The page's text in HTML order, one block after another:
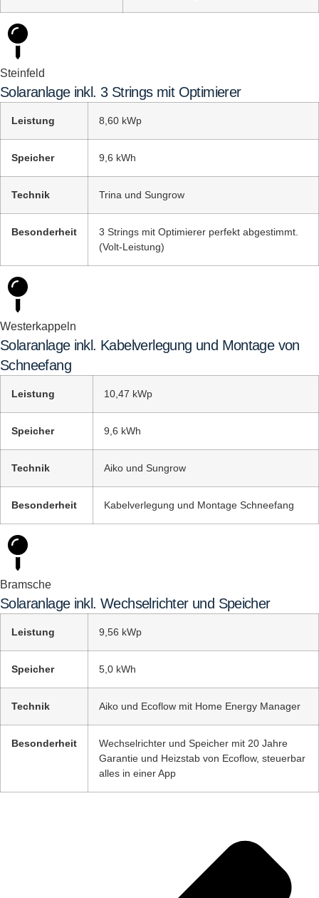
Steinfeld
Solaranlage inkl. 3 Strings mit Optimierer
Leistung 8,60 kWp
Speicher 9,6 kWh
Technik Trina und Sungrow
Besonderheit
3 Strings mit Optimierer perfekt abgestimmt.
(Volt-Leistung)
Westerkappeln
Solaranlage inkl. Kabelverlegung und Montage von
Schneefang
Leistung 10,47 kWp
Speicher 9,6 kWh
Technik Aiko und Sungrow
Besonderheit Kabelverlegung und Montage Schneefang
Bramsche
Solaranlage inkl. Wechselrichter und Speicher
Leistung 9,56 kWp
Speicher 5,0 kWh
Technik Aiko und Ecoflow mit Home Energy Manager
Besonderheit
Wechselrichter und Speicher mit 20 Jahre
Garantie und Heizstab von Ecoflow, steuerbar
alles in einer App